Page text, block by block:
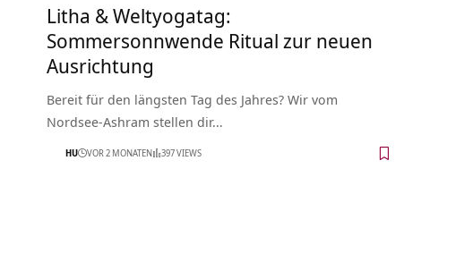
Litha & Weltyogatag:
Sommersonnwende Ritual zur neuen
Ausrichtung
Bereit für den längsten Tag des Jahres? Wir vom
Nordsee-Ashram stellen dir…
HU VOR 2 MONATEN 397 VIEWS